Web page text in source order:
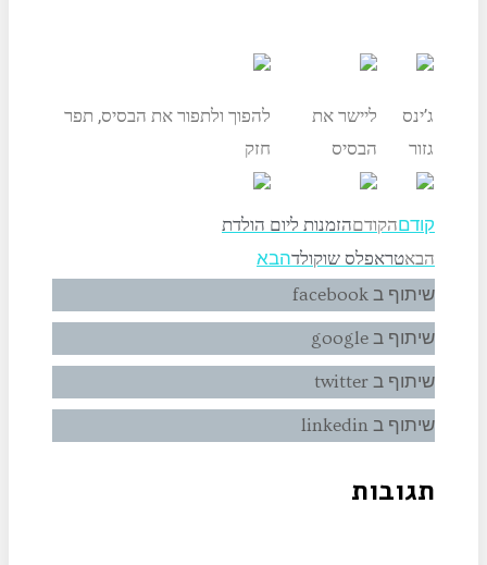
ג’ינס
גזור
ליישר את
הבסיס
להפוך ולתפור את הבסיס, תפר
חזק
קודםהקודםהזמנות ליום הולדת
הבאטראפלס שוקולדהבא
שיתוף ב facebook
שיתוף ב google
שיתוף ב twitter
שיתוף ב linkedin
תגובות